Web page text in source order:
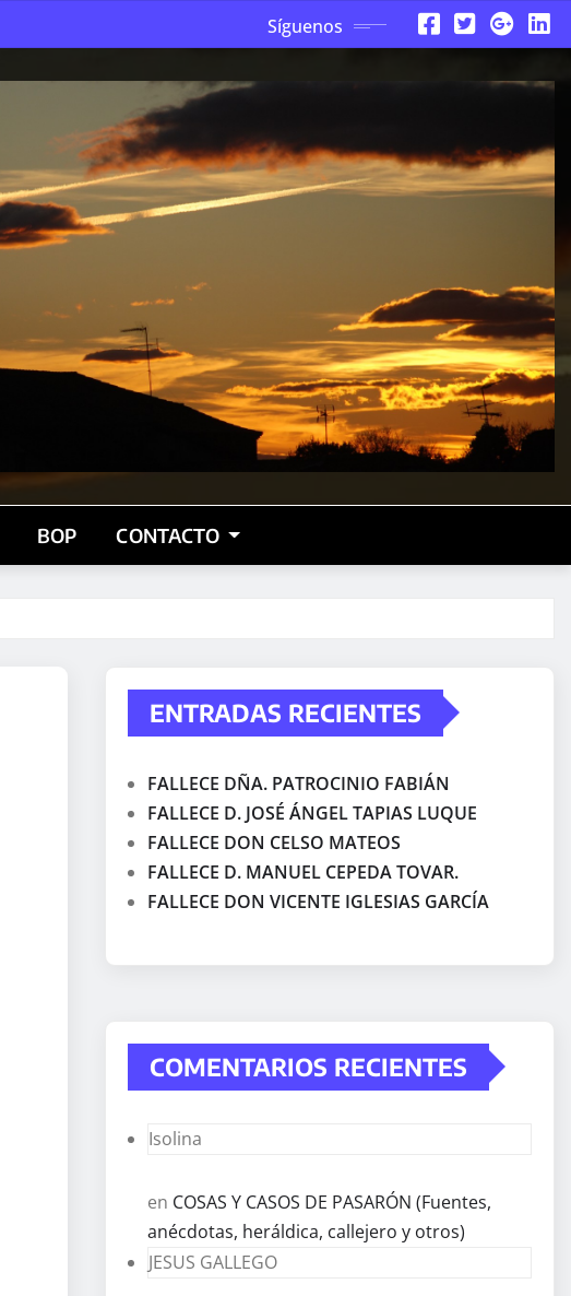
Síguenos
BOP CONTACTO
ENTRADAS RECIENTES
FALLECE DÑA. PATROCINIO FABIÁN
FALLECE D. JOSÉ ÁNGEL TAPIAS LUQUE
FALLECE DON CELSO MATEOS
FALLECE D. MANUEL CEPEDA TOVAR.
FALLECE DON VICENTE IGLESIAS GARCÍA
COMENTARIOS RECIENTES
Isolina
en COSAS Y CASOS DE PASARÓN (Fuentes,
anécdotas, heráldica, callejero y otros)
JESUS GALLEGO